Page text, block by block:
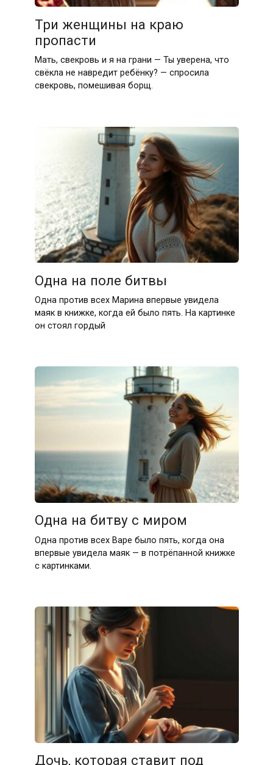
Три женщины на краю
пропасти
Мать, свекровь и я на грани — Ты уверена, что
свёкла не навредит ребёнку? — спросила
свекровь, помешивая борщ.
Одна на поле битвы
Одна против всех Марина впервые увидела
маяк в книжке, когда ей было пять. На картинке
он стоял гордый
Одна на битву с миром
Одна против всех Варе было пять, когда она
впервые увидела маяк — в потрёпанной книжке
с картинками.
Дочь, которая ставит под